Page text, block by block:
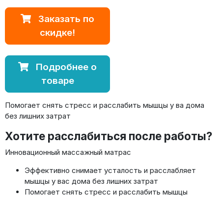
Заказать по
скидке!
Подробнее о
товаре
Помогает снять стресс и расслабить мышцы у ва дома
без лишних затрат
Хотите расслабиться после работы?
Инновационный массажный матрас
Эффективно снимает усталость и расслабляет
мышцы у вас дома без лишних затрат
Помогает снять стресс и расслабить мышцы